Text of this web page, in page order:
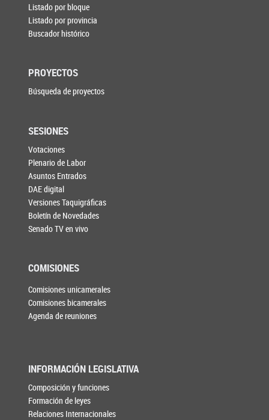
Listado por bloque
Listado por provincia
Buscador histórico
PROYECTOS
Búsqueda de proyectos
SESIONES
Votaciones
Plenario de Labor
Asuntos Entrados
DAE digital
Versiones Taquigráficas
Boletín de Novedades
Senado TV en vivo
COMISIONES
Comisiones unicamerales
Comisiones bicamerales
Agenda de reuniones
INFORMACIÓN LEGISLATIVA
Composición y funciones
Formación de leyes
Relaciones Internacionales